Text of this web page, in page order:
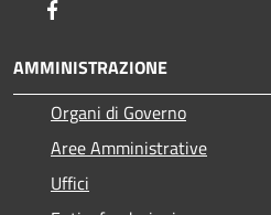
AMMINISTRAZIONE
Organi di Governo
Aree Amministrative
Uffici